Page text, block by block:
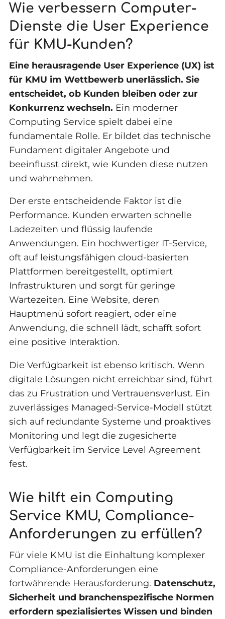
Wie verbessern Computer-
Dienste die User Experience
für KMU-Kunden?
Eine herausragende User Experience (UX) ist
für KMU im Wettbewerb unerlässlich. Sie
entscheidet, ob Kunden bleiben oder zur
Konkurrenz wechseln. Ein moderner
Computing Service spielt dabei eine
fundamentale Rolle. Er bildet das technische
Fundament digitaler Angebote und
beeinflusst direkt, wie Kunden diese nutzen
und wahrnehmen.
Der erste entscheidende Faktor ist die
Performance. Kunden erwarten schnelle
Ladezeiten und flüssig laufende
Anwendungen. Ein hochwertiger IT-Service,
oft auf leistungsfähigen cloud-basierten
Plattformen bereitgestellt, optimiert
Infrastrukturen und sorgt für geringe
Wartezeiten. Eine Website, deren
Hauptmenü sofort reagiert, oder eine
Anwendung, die schnell lädt, schafft sofort
eine positive Interaktion.
Die Verfügbarkeit ist ebenso kritisch. Wenn
digitale Lösungen nicht erreichbar sind, führt
das zu Frustration und Vertrauensverlust. Ein
zuverlässiges Managed-Service-Modell stützt
sich auf redundante Systeme und proaktives
Monitoring und legt die zugesicherte
Verfügbarkeit im Service Level Agreement
fest.
Wie hilft ein Computing
Service KMU, Compliance-
Anforderungen zu erfüllen?
Für viele KMU ist die Einhaltung komplexer
Compliance-Anforderungen eine
fortwährende Herausforderung. Datenschutz,
Sicherheit und branchenspezifische Normen
erfordern spezialisiertes Wissen und binden